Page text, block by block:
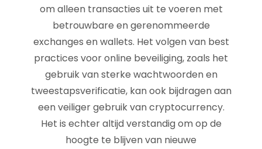
om alleen transacties uit te voeren met
betrouwbare en gerenommeerde
exchanges en wallets. Het volgen van best
practices voor online beveiliging, zoals het
gebruik van sterke wachtwoorden en
tweestapsverificatie, kan ook bijdragen aan
een veiliger gebruik van cryptocurrency.
Het is echter altijd verstandig om op de
hoogte te blijven van nieuwe